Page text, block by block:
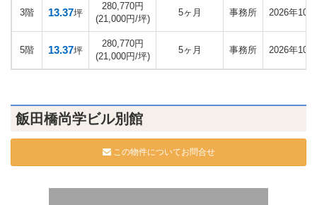
3階 13.37坪
280,770円
(21,000円/坪)
5ヶ月 事務所 2026年10月
5階 13.37坪
280,770円
(21,000円/坪)
5ヶ月 事務所 2026年10月
飯田橋尚学ビル別館
この物件についてお問合せ